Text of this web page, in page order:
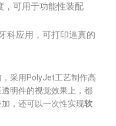
，可用于功能性装配
科应用，可打印逼真的
采用PolyJet工艺制作高
明件的视觉效果上，都
，还可以一次性实现软